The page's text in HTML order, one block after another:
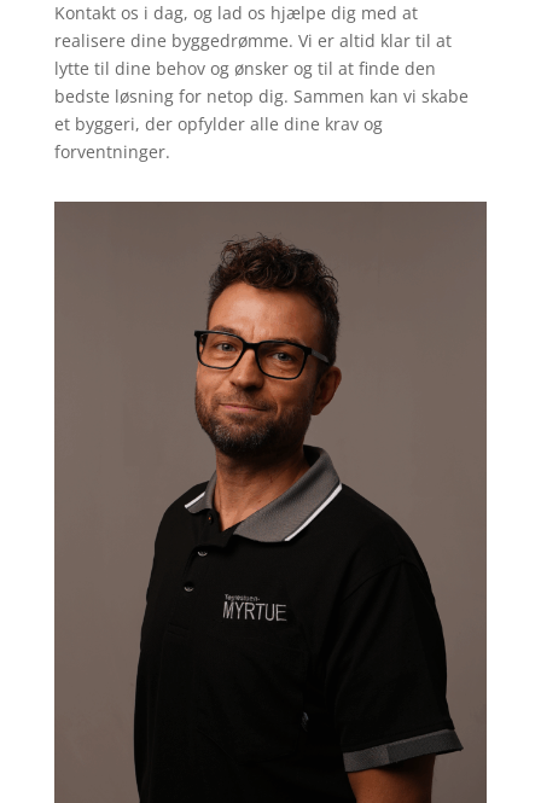
Kontakt os i dag, og lad os hjælpe dig med at
realisere dine byggedrømme. Vi er altid klar til at
lytte til dine behov og ønsker og til at finde den
bedste løsning for netop dig. Sammen kan vi skabe
et byggeri, der opfylder alle dine krav og
forventninger.